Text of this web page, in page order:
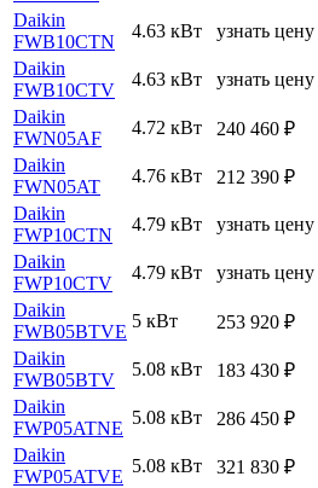
Daikin
FWB10CTN
4.63 кВт узнать цену
Daikin
FWB10CTV
4.63 кВт узнать цену
Daikin
FWN05AF
4.72 кВт 240 460 ₽
Daikin
FWN05AT
4.76 кВт 212 390 ₽
Daikin
FWP10CTN
4.79 кВт узнать цену
Daikin
FWP10CTV
4.79 кВт узнать цену
Daikin
FWB05BTVE
5 кВт 253 920 ₽
Daikin
FWB05BTV
5.08 кВт 183 430 ₽
Daikin
FWP05ATNE
5.08 кВт 286 450 ₽
Daikin
FWP05ATVE
5.08 кВт 321 830 ₽